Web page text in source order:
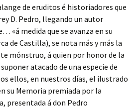
de eruditos é historiadores que
D. Pedro, llegando un autor
«á medida que se avanza en su
de Castilla), se nota más y más la
mónstruo, á quien por honor de la
atacado de una especie de
ellos, en nuestros días, el ilustrado
su Memoria premiada por la
presentada á don Pedro